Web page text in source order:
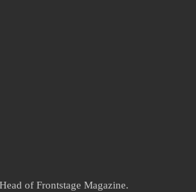
of Frontstage Magazine.